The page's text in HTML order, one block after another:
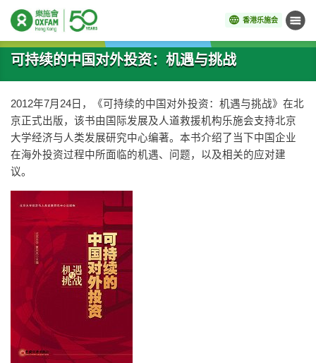
香港乐施会 菜单
开始主要内容
可持续的中国对外投资：机遇与挑战
2012年7月24日，《可持续的中国对外投资：机遇与挑战》在北
京正式出版，该书由国际发展及人道救援机构乐施会支持北京
大学经济与人类发展研究中心编著。本书介绍了当下中国企业
在海外投资过程中所面临的机遇、问题，以及相关的应对建
议。